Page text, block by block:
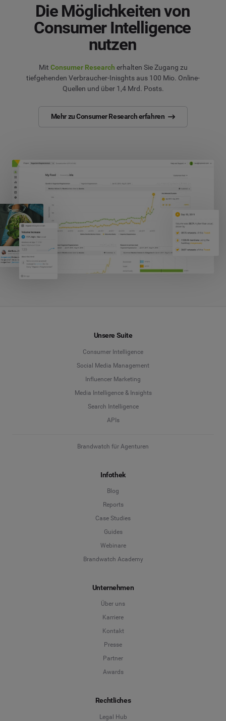
Die Möglichkeiten von
Consumer Intelligence
nutzen
Mit Consumer Research erhalten Sie Zugang zu
tiefgehenden Verbraucher-Inisghts aus 100 Mio. Online-
Quellen und über 1,4 Mrd. Posts.
Mehr zu Consumer Research erfahren
Unsere Suite
Consumer Intelligence
Social Media Management
Influencer Marketing
Media Intelligence & Insights
Search Intelligence
APIs
Brandwatch für Agenturen
Infothek
Blog
Reports
Case Studies
Guides
Webinare
Brandwatch Academy
Unternehmen
Über uns
Karriere
Kontakt
Presse
Partner
Awards
Rechtliches
Legal Hub